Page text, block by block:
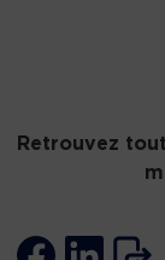
Retrouvez